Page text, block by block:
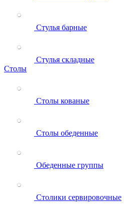
Стулья барные
Стулья складные
Столы
Столы кованые
Столы обеденные
Обеденные группы
Столики сервировочные